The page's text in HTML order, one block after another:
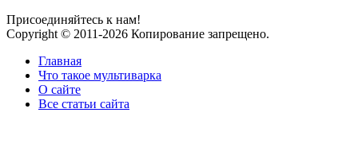
Присоединяйтесь к нам!
Copyright © 2011-2026 Копирование запрещено.
Главная
Что такое мультиварка
О сайте
Все статьи сайта